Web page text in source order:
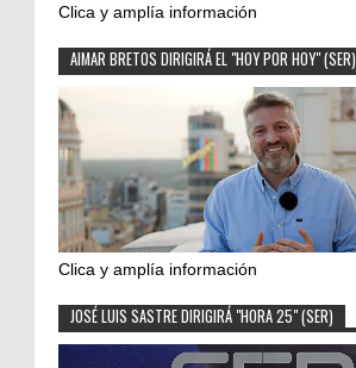
Clica y amplía información
AIMAR BRETOS DIRIGIRÁ EL "HOY POR HOY" (SER)
Clica y amplía información
JOSÉ LUIS SASTRE DIRIGIRÁ "HORA 25" (SER)